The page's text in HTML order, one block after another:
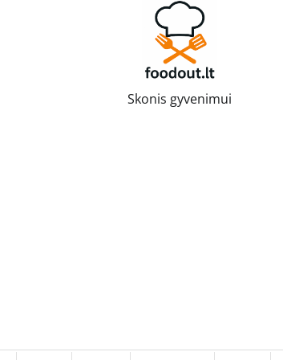
Skonis gyvenimui